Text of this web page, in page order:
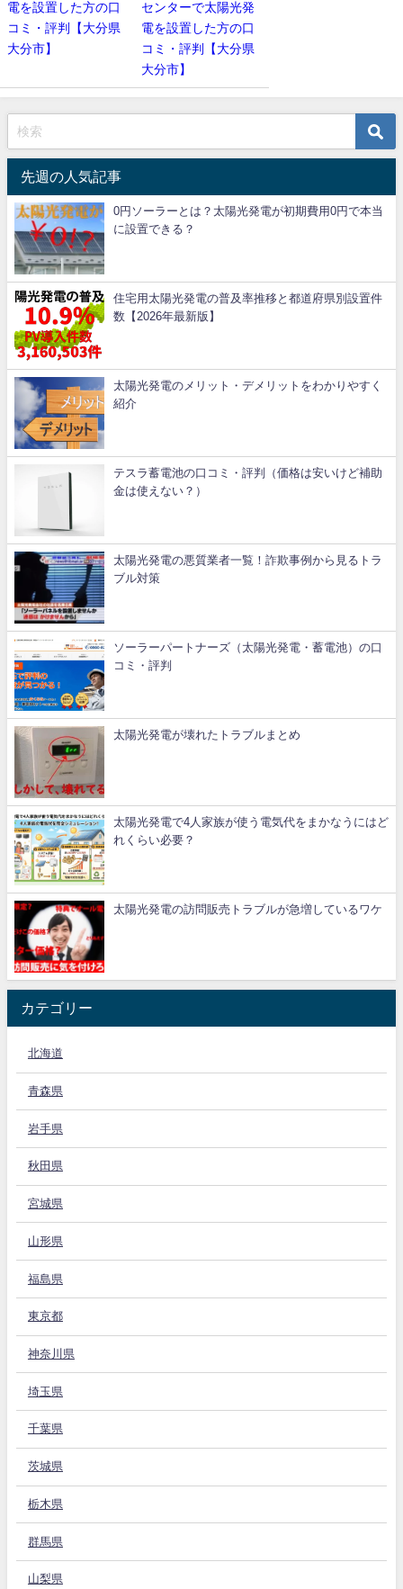
電を設置した方の口
コミ・評判【大分県
大分市】
センターで太陽光発
電を設置した方の口
コミ・評判【大分県
大分市】
先週の人気記事
0円ソーラーとは？太陽光発電が初期費用0円で本当
に設置できる？
住宅用太陽光発電の普及率推移と都道府県別設置件
数【2026年最新版】
太陽光発電のメリット・デメリットをわかりやすく
紹介
テスラ蓄電池の口コミ・評判（価格は安いけど補助
金は使えない？）
太陽光発電の悪質業者一覧！詐欺事例から見るトラ
ブル対策
ソーラーパートナーズ（太陽光発電・蓄電池）の口
コミ・評判
太陽光発電が壊れたトラブルまとめ
太陽光発電で4人家族が使う電気代をまかなうにはど
れくらい必要？
太陽光発電の訪問販売トラブルが急増しているワケ
カテゴリー
北海道
青森県
岩手県
秋田県
宮城県
山形県
福島県
東京都
神奈川県
埼玉県
千葉県
茨城県
栃木県
群馬県
山梨県